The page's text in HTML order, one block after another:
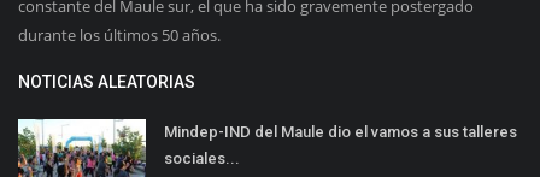
constante del Maule sur, el que ha sido gravemente postergado
durante los últimos 50 años.
NOTICIAS ALEATORIAS
Mindep-IND del Maule dio el vamos a sus talleres
sociales...